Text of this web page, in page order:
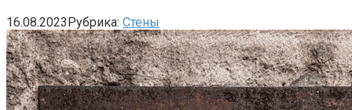
16.08.2023Рубрика: Стены